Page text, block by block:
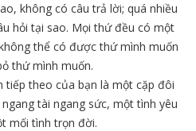
không có câu trả lời; quá nhiều
hỏi tại sao. Mọi thứ đều có một
thể có được thứ mình muốn
thứ mình muốn.
tiếp theo của bạn là một cặp đôi
tài ngang sức, một tình yêu
mối tình trọn đời.